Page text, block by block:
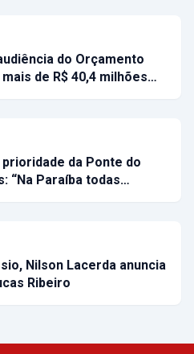
do Orçamento
de R$ 40,4 milhões…
da Ponte do
“Na Paraíba todas…
Nilson Lacerda anuncia
Ribeiro